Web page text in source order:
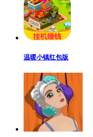
温暖小镇红包版